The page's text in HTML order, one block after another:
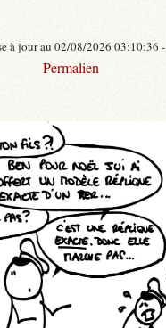
à jour au 02/08/2026 03:10:36 -
Permalien